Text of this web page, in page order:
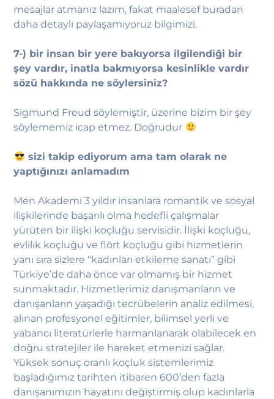
mesajlar atmanız lazım, fakat maalesef buradan
daha detaylı paylaşamıyoruz bilgimizi.
7-) bir insan bir yere bakıyorsa ilgilendiği bir
şey vardır, inatla bakmıyorsa kesinlikle vardır
sözü hakkında ne söylersiniz?
Sigmund Freud söylemiştir, üzerine bizim bir şey
söylememiz icap etmez. Doğrudur
sizi takip ediyorum ama tam olarak ne
yaptığınızı anlamadım
Men Akademi 3 yıldır insanlara romantik ve sosyal
ilişkilerinde başarılı olma hedefli çalışmalar
yürüten bir ilişki koçluğu servisidir. İlişki koçluğu,
evlilik koçluğu ve flört koçluğu gibi hizmetlerin
yanı sıra sizlere “kadınları etkileme sanatı” gibi
Türkiye’de daha önce var olmamış bir hizmet
sunmaktadır. Hizmetlerimiz danışmanların ve
danışanların yaşadığı tecrübelerin analiz edilmesi,
alınan profesyonel eğitimler, bilimsel yerli ve
yabancı literatürlerle harmanlanarak olabilecek en
doğru stratejiler ile hareket etmenizi sağlar.
Yüksek sonuç oranlı koçluk sistemlerimiz
başladığımız tarihten itibaren 600’den fazla
danışanımızın hayatını değiştirmiş olup kadınlarla